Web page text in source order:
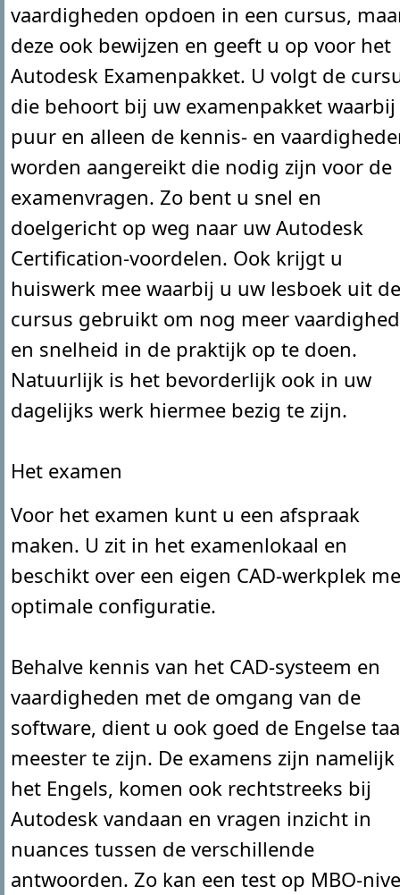
vaardigheden opdoen in een cursus,
deze ook bewijzen en geeft u op voor het
Autodesk Examenpakket. U volgt de
die behoort bij uw examenpakket
puur en alleen de kennis- en
worden aangereikt die nodig zijn voor de
examenvragen. Zo bent u snel en
doelgericht op weg naar uw Autodesk
Certification-voordelen. Ook krijgt u
huiswerk mee waarbij u uw lesboek uit de
cursus gebruikt om nog meer
en snelheid in de praktijk op te doen.
Natuurlijk is het bevorderlijk ook in uw
dagelijks werk hiermee bezig te zijn.
Het examen
Voor het examen kunt u een afspraak
maken. U zit in het examenlokaal en
beschikt over een eigen CAD-werkplek
optimale configuratie.
Behalve kennis van het CAD-systeem en
vaardigheden met de omgang van de
software, dient u ook goed de Engelse
meester te zijn. De examens zijn
het Engels, komen ook rechtstreeks bij
Autodesk vandaan en vragen inzicht in
nuances tussen de verschillende
antwoorden. Zo kan een test op MBO-